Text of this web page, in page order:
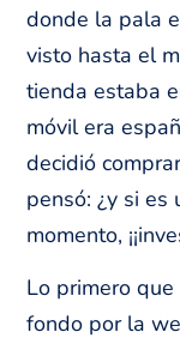
donde la pala
visto hasta el
tienda estaba
móvil era
decidió
pensó: ¿y si es
momento,
Lo primero
fondo por la